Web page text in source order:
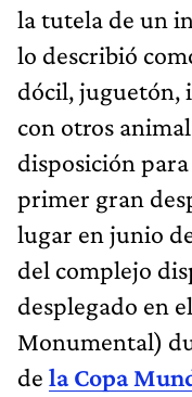
la tutela de un
lo describió
dócil, juguetón,
con otros
disposición
primer gran
lugar en junio
del complejo
desplegado en el
Monumental)
de la Copa